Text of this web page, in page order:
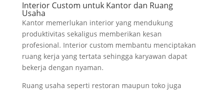
Interior Custom untuk Kantor dan Ruang
Usaha
Kantor memerlukan interior yang mendukung
produktivitas sekaligus memberikan kesan
profesional. Interior custom membantu menciptakan
ruang kerja yang tertata sehingga karyawan dapat
bekerja dengan nyaman.
Ruang usaha seperti restoran maupun toko juga